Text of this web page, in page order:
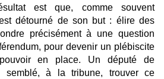
est que, comme souvent
détourné de son but : élire des
précisément à une question
pour devenir un plébiscite
en place. Un député de
semblé, à la tribune, trouver ce